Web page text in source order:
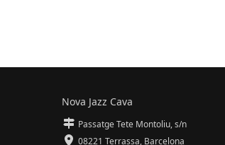
Nova Jazz Cava
Passatge Tete Montoliu, s/n
08221 Terrassa, Barcelona